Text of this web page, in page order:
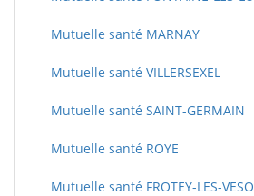
Mutuelle santé MARNAY
Mutuelle santé VILLERSEXEL
Mutuelle santé SAINT-GERMAIN
Mutuelle santé ROYE
Mutuelle santé FROTEY-LES-